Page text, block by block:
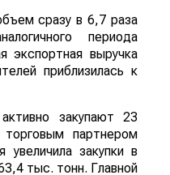
сразу в 6,7 раза
периода
экспортная выручка
приблизилась к
закупают 23
партнером
увеличила закупки в
тыс. тонн. Главной